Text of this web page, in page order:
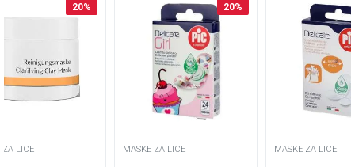
20%
ZA LICE
20%
MASKE ZA LICE MASKE ZA LICE